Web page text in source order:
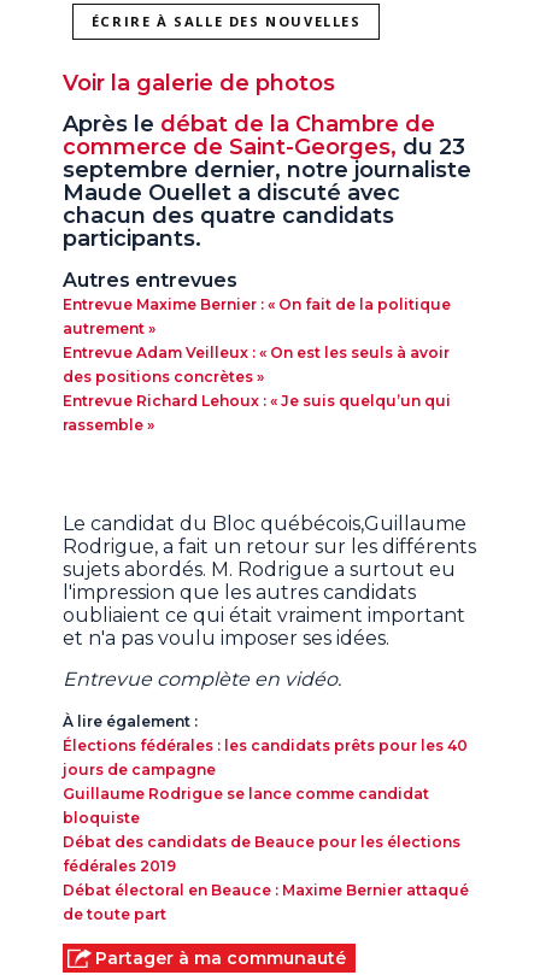
ÉCRIRE À SALLE DES NOUVELLES
Voir la galerie de photos
Après le débat de la Chambre de
commerce de Saint-Georges, du 23
septembre dernier, notre journaliste
Maude Ouellet a discuté avec
chacun des quatre candidats
participants.
Autres entrevues
Entrevue Maxime Bernier : « On fait de la politique
autrement »​
Entrevue Adam Veilleux : « On est les seuls à avoir
des positions concrètes »​
Entrevue Richard Lehoux : « Je suis quelqu’un qui
rassemble »​
Le candidat du Bloc québécois,Guillaume
Rodrigue, a fait un retour sur les différents
sujets abordés. M. Rodrigue a surtout eu
l'impression que les autres candidats
oubliaient ce qui était vraiment important
et n'a pas voulu imposer ses idées.
Entrevue complète en vidéo.
À lire également :
Élections fédérales : les candidats prêts pour les 40
jours de campagne
Guillaume Rodrigue se lance comme candidat
bloquiste​
Débat des candidats de Beauce pour les élections
fédérales 2019​
Débat électoral en Beauce : Maxime Bernier attaqué
de toute part
Partager à ma communauté